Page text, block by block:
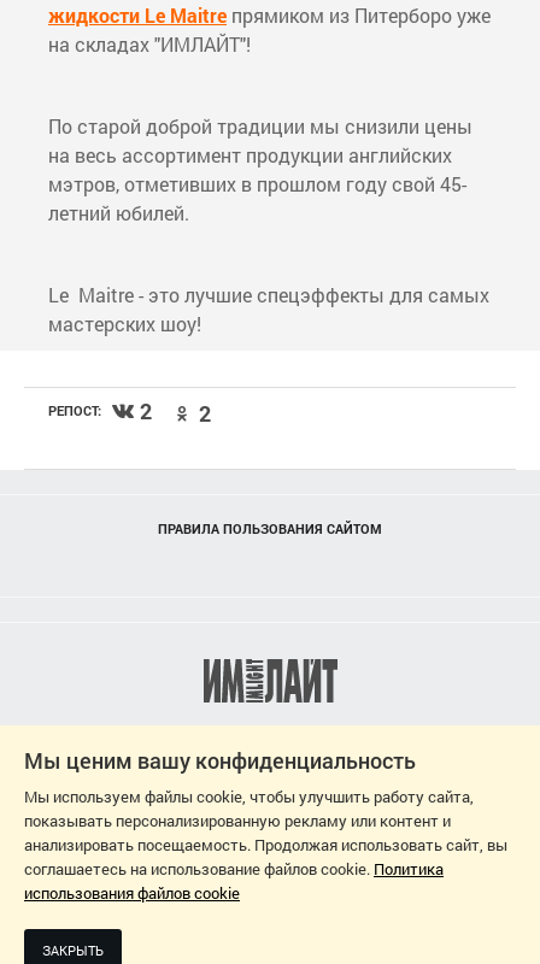
жидкости Le Maitre прямиком из Питерборо уже
на складах "ИМЛАЙТ"!
По старой доброй традиции мы снизили цены
на весь ассортимент продукции английских
мэтров, отметивших в прошлом году свой 45-
летний юбилей.
Le Maitre - это лучшие спецэффекты для самых
мастерских шоу!
РЕПОСТ: 2 2
ПРАВИЛА ПОЛЬЗОВАНИЯ САЙТОМ
Мы ценим вашу конфиденциальность
Мы используем файлы cookie, чтобы улучшить работу сайта,
показывать персонализированную рекламу или контент и
анализировать посещаемость. Продолжая использовать сайт, вы
соглашаетесь на использование файлов cookie. Политика
использования файлов cookie
ЗАКРЫТЬ